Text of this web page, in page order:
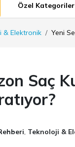
Özel Kategoriler
& Elektronik Yeni
Saç
Teknoloji &